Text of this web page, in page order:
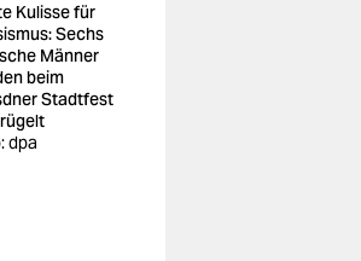
Kulisse für
Sechs
Männer
beim
Stadtfest
dpa